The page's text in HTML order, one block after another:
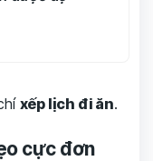
xếp lịch đi ăn.
cực đơn